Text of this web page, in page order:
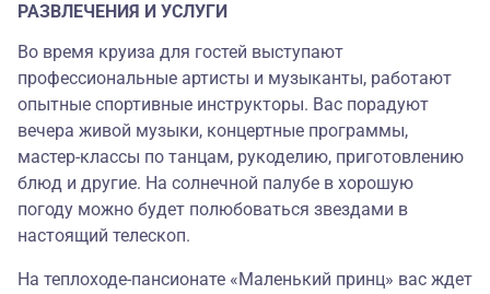
РАЗВЛЕЧЕНИЯ И УСЛУГИ
Во время круиза для гостей выступают
профессиональные артисты и музыканты, работают
опытные спортивные инструкторы. Вас порадуют
вечера живой музыки, концертные программы,
мастер-классы по танцам, рукоделию, приготовлению
блюд и другие. На солнечной палубе в хорошую
погоду можно будет полюбоваться звездами в
настоящий телескоп.
На теплоходе-пансионате «Маленький принц» вас ждет